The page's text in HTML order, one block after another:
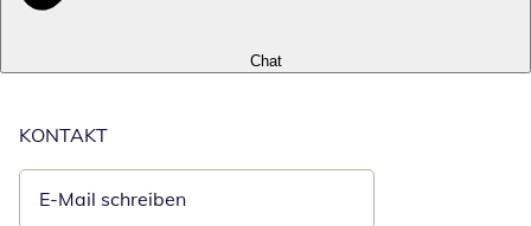
Chat
KONTAKT
E-Mail schreiben
Öffnet E-Mail-Client